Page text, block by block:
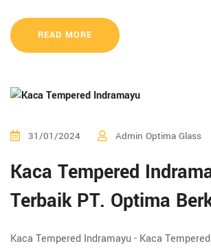
READ MORE
31/01/2024 Admin Optima Glass
Kaca Tempered
Terbaik PT. Optima
Kaca Tempered Indramayu - Kaca